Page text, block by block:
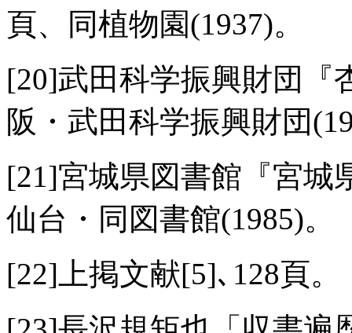
頁、同植物園(1937)。
[20]武田科学振興財団『
阪・武田科学振興財団
[21]宮城県図書館『宮城
仙台・同図書館(1985)。
[22]上掲文献[5]､128頁。